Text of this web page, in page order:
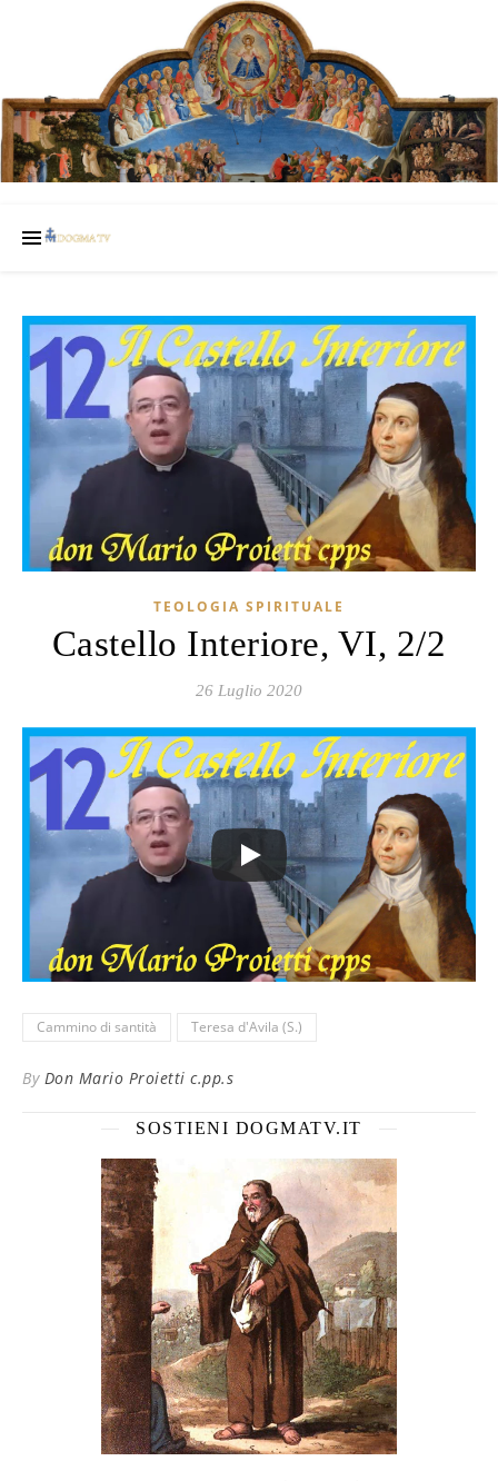
TEOLOGIA SPIRITUALE
Castello Interiore, VI, 2/2
26 Luglio 2020
Cammino di santità Teresa d'Avila (S.)
By Don Mario Proietti c.pp.s
SOSTIENI DOGMATV.IT